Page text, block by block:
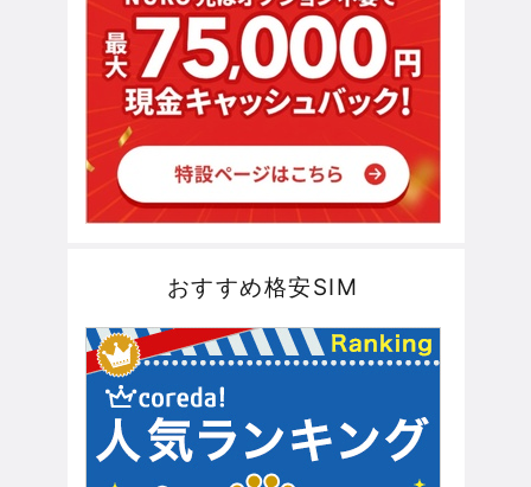
おすすめ格安SIM